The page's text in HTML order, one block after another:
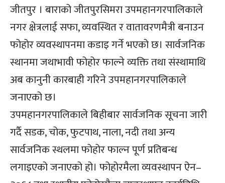
जीतपुर । बाराको जीतपुरसिमरा उपमहानगरपालिकाले
नगर क्षेत्रलाई सफा, व्यवस्थित र वातावरणमैत्री बनाउन
फोहोर व्यवस्थापनमा कडाइ गर्ने भएको छ। सार्वजनिक
स्थानमा जथाभावी फोहोर फाल्ने व्यक्ति तथा संस्थामाथि
अब कानुनी कारबाही गरिने उपमहानगरपालिकाले
जनाएको छ।
उपमहानगरपालिकाले बिहीबार सार्वजनिक सूचना जारी
गर्दै सडक, चोक, फुटपाथ, नाला, नदी तथा अन्य
सार्वजनिक स्थलमा फोहोर फाल्न पूर्ण प्रतिबन्ध
लगाइएको जनाएको हो। फोहोरमैला व्यवस्थापन ऐन–